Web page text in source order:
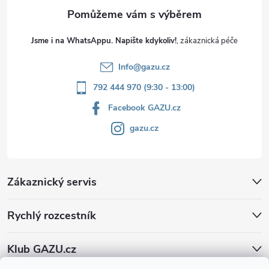
Jsme i na WhatsAppu. Napište kdykoliv!
Info@gazu.cz
792 444 970 (9:30 - 13:00)
Facebook GAZU.cz
gazu.cz
Zákaznický servis
Rychlý rozcestník
Klub GAZU.cz